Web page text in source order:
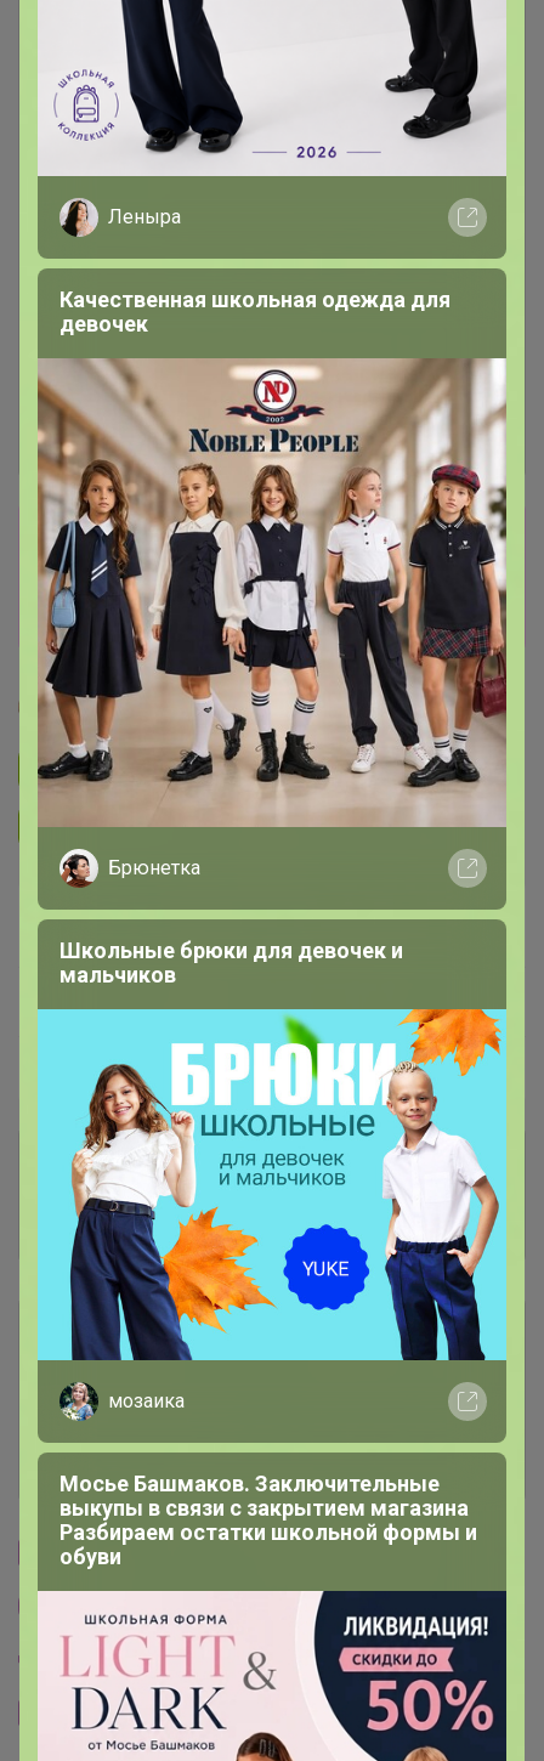
Сбор заказов в данной закупке
завершен
Перейти к текущей закупке
Glamkat
Подписаться на закупку 652
Подписаться на организатора 4.9K
В архиве Собрано
~ 14 дней
Пристрой 2 лота
Комментарии к лотам
Отзывы участников 3.9K
Условия участия
Ключевые даты
История проведённых выкупов
Cтраничка организатора
Другие СП организатора Glamkat
Пристрой организатора Glamkat
Сайт закупки
Леныра
Качественная школьная одежда для
девочек
Брюнетка
Школьные брюки для девочек и
мальчиков
мозаика
Мосье Башмаков. Заключительные
выкупы в связи с закрытием магазина
Разбираем остатки школьной формы и
обуви